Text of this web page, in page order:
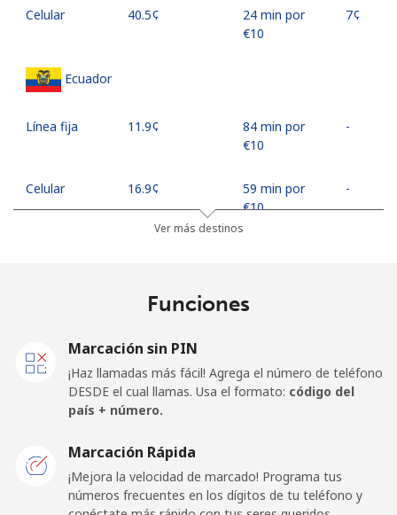
Celular ⁦40.5¢⁩
24 min por
⁦€10⁩
⁦7¢⁩
Ecuador
Línea fija ⁦11.9¢⁩
84 min por
⁦€10⁩
-
Celular ⁦16.9¢⁩
59 min por
⁦€10⁩
-
⁦8.5¢⁩
117 min por
Celular
⁦€10⁩
El Salvador
Ver más destinos
Funciones
Marcación sin PIN
¡Haz llamadas más fácil! Agrega el número de teléfono
DESDE el cual llamas. Usa el formato: código del
país + número.
Marcación Rápida
¡Mejora la velocidad de marcado! Programa tus
números frecuentes en los dígitos de tu teléfono y